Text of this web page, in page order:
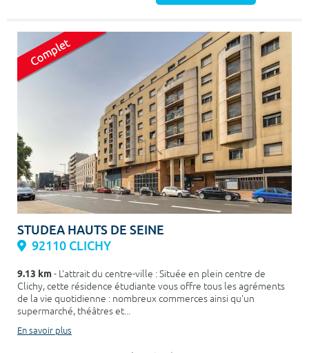
STUDEA HAUTS DE SEINE
92110 CLICHY
9.13 km- L'attrait du centre-ville : Située en plein centre de
Clichy, cette résidence étudiante vous offre tous les agréments
de la vie quotidienne : nombreux commerces ainsi qu'un
supermarché, théâtres et...
En savoir plus